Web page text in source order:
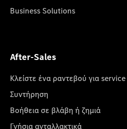
Business Solutions
After-Sales
Κλείστε ένα ραντεβού για service
Συντήρηση
Βοήθεια σε βλάβη ή ζημιά
Γνήσια ανταλλακτικά